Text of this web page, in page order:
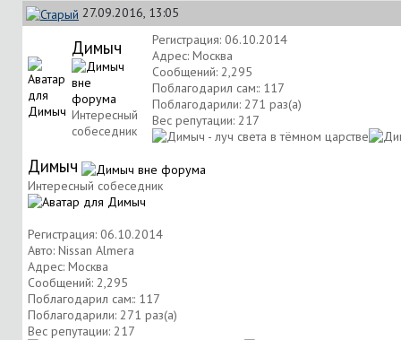
27.09.2016, 13:05
Димыч
Интересный
собеседник
Регистрация: 06.10.2014
Адрес: Москва
Сообщений: 2,295
Поблагодарил сам:: 117
Поблагодарили: 271 раз(а)
Вес репутации: 217
Димыч
Интересный собеседник
Регистрация: 06.10.2014
Авто: Nissan Almera
Адрес: Москва
Сообщений: 2,295
Поблагодарил сам:: 117
Поблагодарили: 271 раз(а)
Вес репутации: 217